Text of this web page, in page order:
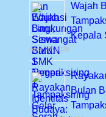
Wajah
Kepala
April 10, 2026
Bulan